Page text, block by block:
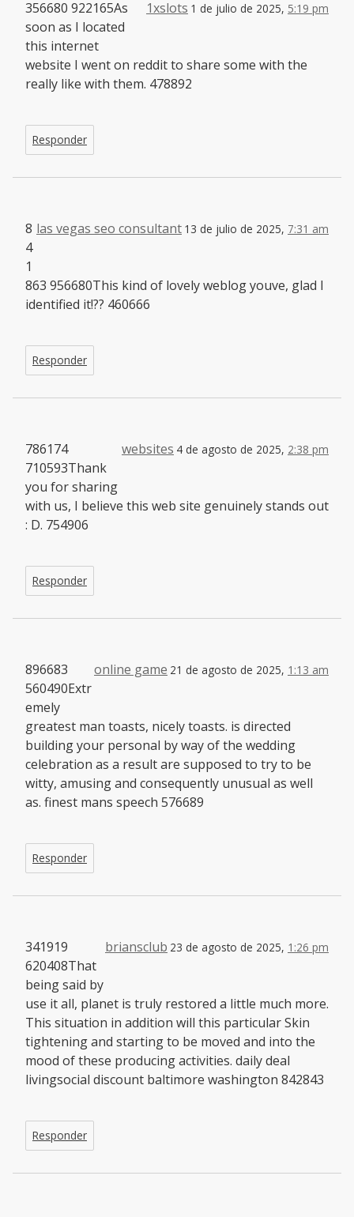
1xslots 1 de julio de 2025, 5:19 pm
356680 922165As
soon as I located
this internet
website I went on reddit to share some with the
really like with them. 478892
Responder
las vegas seo consultant 13 de julio de 2025, 7:31 am
8
4
1
863 956680This kind of lovely weblog youve, glad I
identified it!?? 460666
Responder
websites 4 de agosto de 2025, 2:38 pm
786174
710593Thank
you for sharing
with us, I believe this web site genuinely stands out
: D. 754906
Responder
online game 21 de agosto de 2025, 1:13 am
896683
560490Extr
emely
greatest man toasts, nicely toasts. is directed
building your personal by way of the wedding
celebration as a result are supposed to try to be
witty, amusing and consequently unusual as well
as. finest mans speech 576689
Responder
briansclub 23 de agosto de 2025, 1:26 pm
341919
620408That
being said by
use it all, planet is truly restored a little much more.
This situation in addition will this particular Skin
tightening and starting to be moved and into the
mood of these producing activities. daily deal
livingsocial discount baltimore washington 842843
Responder